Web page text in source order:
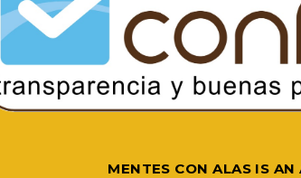
MENTES CON ALAS IS